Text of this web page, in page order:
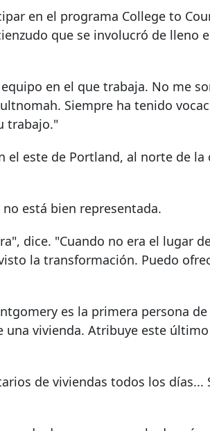
en el programa College to
que se involucró de lleno
en el que trabaja. No me
Siempre ha tenido
trabajo."
este de Portland, al norte de la
está bien representada.
dice. "Cuando no era el lugar
la transformación. Puedo
es la primera persona
vivienda. Atribuye este
de viviendas todos los días...